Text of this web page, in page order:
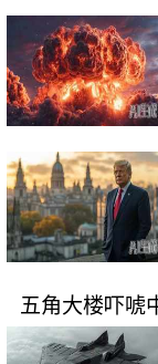
五角大楼吓唬